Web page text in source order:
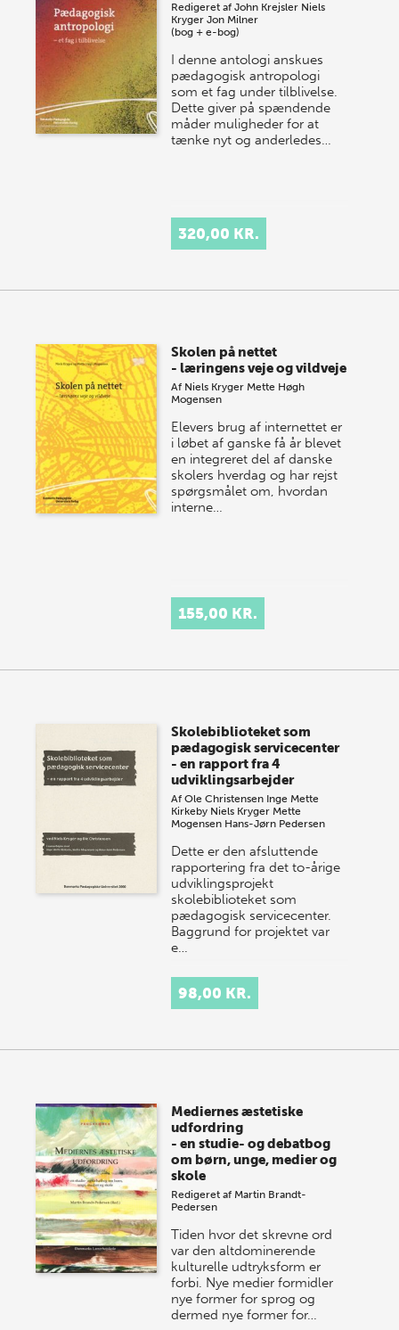
Redigeret afJohn Krejsler Niels
Kryger Jon Milner
(bog + e-bog)
I denne antologi anskues
pædagogisk antropologi
som et fag under tilblivelse.
Dette giver på spændende
måder muligheder for at
tænke nyt og anderledes…
320,00 KR.
Skolen på nettet
- læringens veje og vildveje
Af Niels Kryger Mette Høgh
Mogensen
Elevers brug af internettet er
i løbet af ganske få år blevet
en integreret del af danske
skolers hverdag og har rejst
spørgsmålet om, hvordan
interne…
155,00 KR.
Skolebiblioteket som
pædagogisk servicecenter
- en rapport fra 4
udviklingsarbejder
AfOle Christensen Inge Mette
Kirkeby Niels Kryger Mette
Mogensen Hans-Jørn Pedersen
Dette er den afsluttende
rapportering fra det to-årige
udviklingsprojekt
skolebiblioteket som
pædagogisk servicecenter.
Baggrund for projektet var
e…
98,00 KR.
Mediernes æstetiske
udfordring
- en studie- og debatbog
om børn, unge, medier og
skole
Redigeret af Martin Brandt-
Pedersen
Tiden hvor det skrevne ord
var den altdominerende
kulturelle udtryksform er
forbi. Nye medier formidler
nye former for sprog og
dermed nye former for…